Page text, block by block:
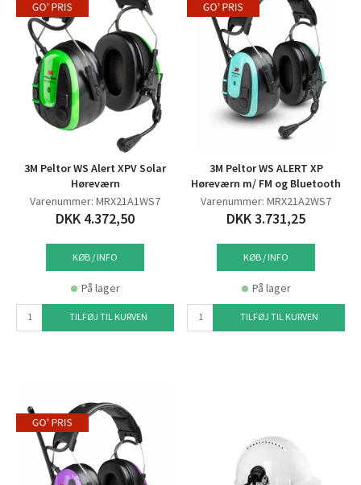
3M Peltor WS Alert XPV Solar
Høreværn
Varenummer: MRX21A1WS7
DKK 4.372,50
KØB / INFO
På lager
TILFØJ TIL KURVEN
3M Peltor WS ALERT XP
Høreværn m/ FM og Bluetooth
Varenummer: MRX21A2WS7
DKK 3.731,25
KØB / INFO
På lager
TILFØJ TIL KURVEN